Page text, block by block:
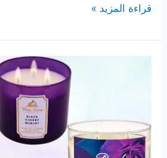
أفضل
إصدارات
من
لعام
2026
قراءة المزيد »